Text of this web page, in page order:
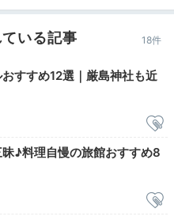
1階
いる記事 18件
すすめ12選｜厳島神社も近
♪料理自慢の旅館おすすめ8